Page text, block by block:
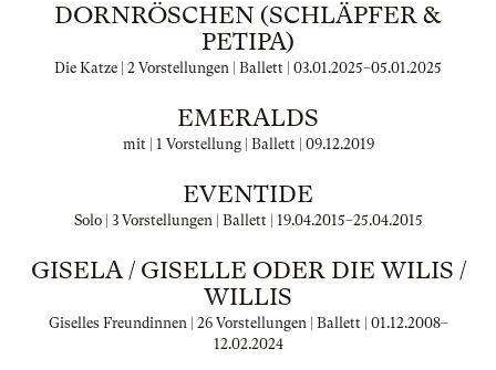
DORNRÖSCHEN (SCHLÄPFER &
PETIPA)
Die Katze | 2 Vorstellungen | Ballett | 03.01.2025–05.01.2025
EMERALDS
mit | 1 Vorstellung | Ballett | 09.12.2019
EVENTIDE
Solo | 3 Vorstellungen | Ballett | 19.04.2015–25.04.2015
GISELA / GISELLE ODER DIE WILIS /
WILLIS
Giselles Freundinnen | 26 Vorstellungen | Ballett | 01.12.2008–
12.02.2024